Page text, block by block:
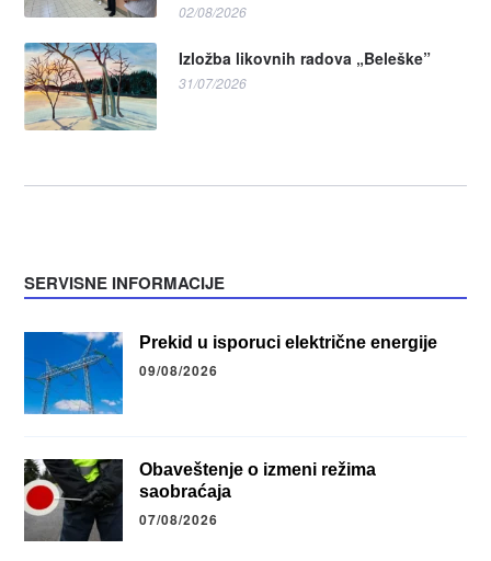
02/08/2026
Izložba likovnih radova „Beleške”
31/07/2026
SERVISNE INFORMACIJE
Prekid u isporuci električne energije
09/08/2026
Obaveštenje o izmeni režima
saobraćaja
07/08/2026